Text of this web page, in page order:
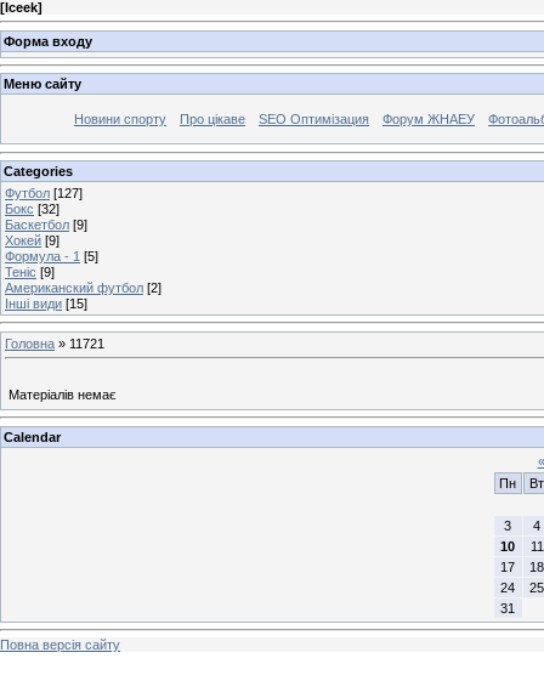
[Iceek]
Форма входу
Меню сайту
Новини спорту Про цікаве SEO Оптимізация Форум ЖНАЕУ
Categories
Футбол [127]
Бокс [32]
Баскетбол [9]
Хокей [9]
Формула - 1 [5]
Теніс [9]
Американский футбол [2]
Інші види [15]
Головна » 11721
Матеріалів немає
Calendar
«
Пн
Вт
3
4
10
11
17
18
24
25
31
Повна версія сайту